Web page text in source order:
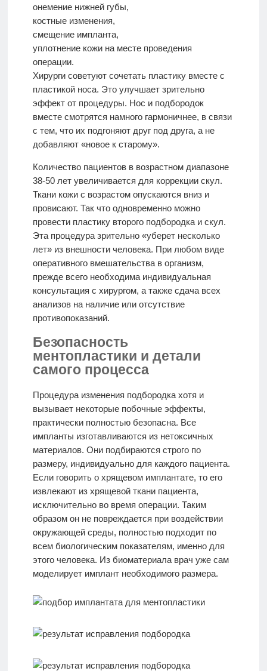
онемение нижней губы,
костные изменения,
смещение импланта,
уплотнение кожи на месте проведения
операции.
Хирурги советуют сочетать пластику вместе с
пластикой носа. Это улучшает зрительно
эффект от процедуры. Нос и подбородок
вместе смотрятся намного гармоничнее, в связи
с тем, что их подгоняют друг под друга, а не
добавляют «новое к старому».
Количество пациентов в возрастном диапазоне
38-50 лет увеличивается для коррекции скул.
Ткани кожи с возрастом опускаются вниз и
провисают. Так что одновременно можно
провести пластику второго подбородка и скул.
Эта процедура зрительно «уберет несколько
лет» из внешности человека. При любом виде
оперативного вмешательства в организм,
прежде всего необходима индивидуальная
консультация с хирургом, а также сдача всех
анализов на наличие или отсутствие
противопоказаний.
Безопасность
ментопластики и детали
самого процесса
Процедура изменения подбородка хотя и
вызывает некоторые побочные эффекты,
практически полностью безопасна. Все
импланты изготавливаются из нетоксичных
материалов. Они подбираются строго по
размеру, индивидуально для каждого пациента.
Если говорить о хрящевом имплантате, то его
извлекают из хрящевой ткани пациента,
исключительно во время операции. Таким
образом он не повреждается при воздействии
окружающей среды, полностью подходит по
всем биологическим показателям, именно для
этого человека. Из биоматериала врач уже сам
моделирует имплант необходимого размера.